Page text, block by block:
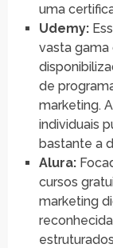
uma
Udemy:
vasta gama
de
marketing.
individuais
bastante a
Alura:
cursos
marketing